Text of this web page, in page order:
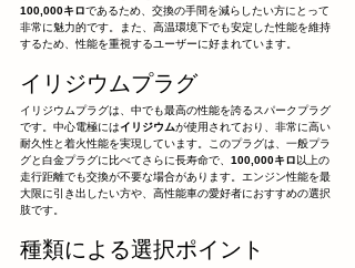
100,000キロであるため、交換の手間を減らしたい方にとって
非常に魅力的です。また、高温環境下でも安定した性能を維持
するため、性能を重視するユーザーに好まれています。
イリジウムプラグ
イリジウムプラグは、中でも最高の性能を誇るスパークプラグ
です。中心電極にはイリジウムが使用されており、非常に高い
耐久性と着火性能を実現しています。このプラグは、一般プラ
グと白金プラグに比べてさらに長寿命で、 100,000キロ 以上の
走行距離でも交換が不要な場合があります。エンジン性能を最
大限に引き出したい方や、高性能車の愛好者におすすめの選択
肢です。
種類による選択ポイント